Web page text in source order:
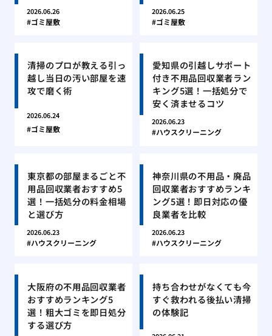
2026.06.26
ゴミ屋敷
2026.06.25
ゴミ屋敷
清掃のプロが教える引っ
越し当日の汚い部屋を速
攻で磨く術
2026.06.24
ゴミ屋敷
愛知県の引越しサポート
付き不用品回収業者ラン
キング5選！一括処分で
安く済ませるコツ
2026.06.23
ハウスクリーニング
東京都の部屋まるごと不
用品回収業者おすすめ5
選！一括処分の料金相場
と選び方
2026.06.23
ハウスクリーニング
神奈川県の不用品・廃品
回収業者おすすめランキ
ング5選！即日対応の優
良業者を比較
2026.06.23
ハウスクリーニング
大阪府の不用品回収業者
おすすめランキング5
選！粗大ゴミを即日処分
する選び方
持ち合わせがなくても今
すぐ救われる後払い清掃
の体験記